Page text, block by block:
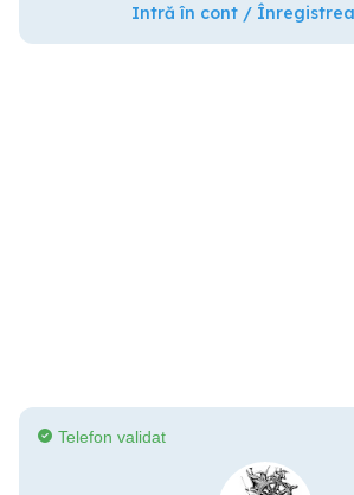
Intră în cont /
Telefon validat